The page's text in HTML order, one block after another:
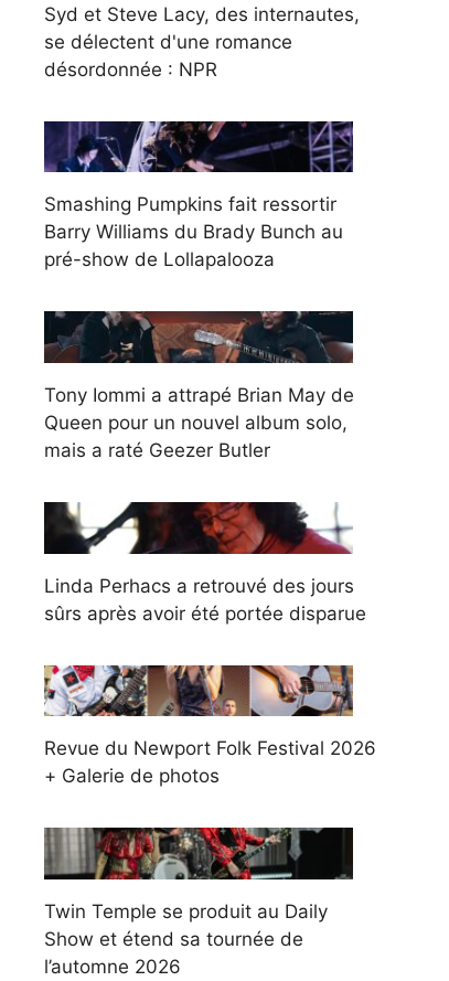
Syd et Steve Lacy, des internautes,
se délectent d'une romance
désordonnée : NPR
Smashing Pumpkins fait ressortir
Barry Williams du Brady Bunch au
pré-show de Lollapalooza
Tony Iommi a attrapé Brian May de
Queen pour un nouvel album solo,
mais a raté Geezer Butler
Linda Perhacs a retrouvé des jours
sûrs après avoir été portée disparue
Revue du Newport Folk Festival 2026
+ Galerie de photos
Twin Temple se produit au Daily
Show et étend sa tournée de
l’automne 2026